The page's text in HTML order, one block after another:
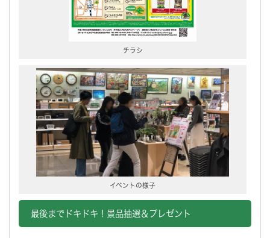
チラシ
イベントの様子
最後までドキドキ！景品抽選＆プレゼント